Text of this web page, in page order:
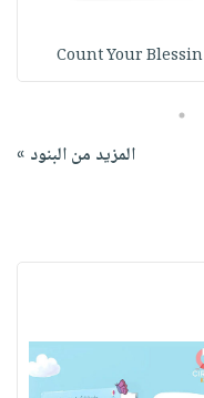
Count Your Blessin
5
المزيد من البنود »